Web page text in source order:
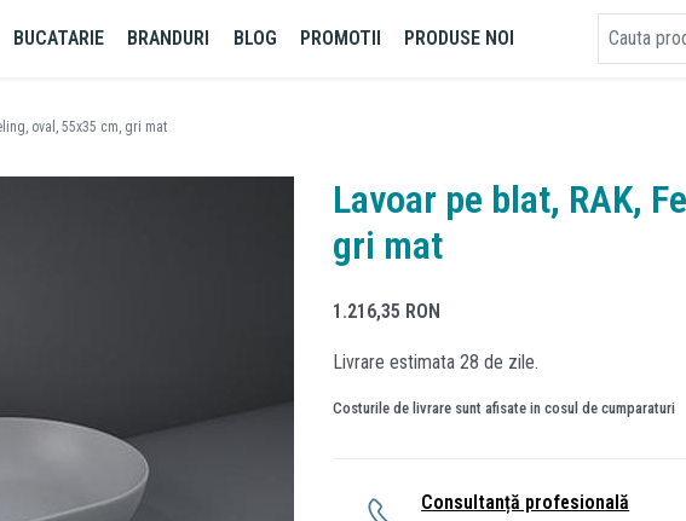
BUCATARIE BRANDURI BLOG PROMOTII PRODUSE NOI
oval, 55x35 cm, gri mat
Lavoar pe blat, RAK,
gri mat
1.216,35 RON
Livrare estimata 28 de zile.
Costurile de livrare sunt afisate in cosul de cumparaturi
Consultanță profesională